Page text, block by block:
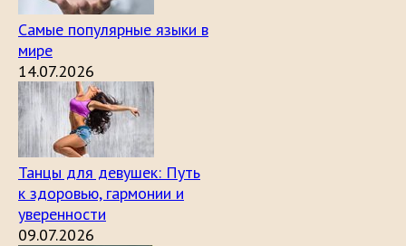
Самые популярные языки в
мире
14.07.2026
Танцы для девушек: Путь
к здоровью, гармонии и
уверенности
09.07.2026